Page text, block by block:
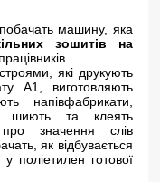
машину, яка
зошитів на
які друкують
А1, виготовляють
напівфабрикати,
шиють та клеять
про значення слів
як відбувається
поліетилен готової